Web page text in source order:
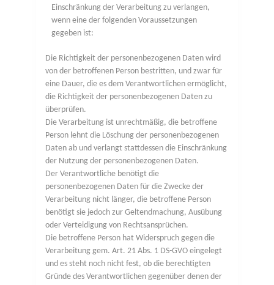
Einschränkung der Verarbeitung zu verlangen,
wenn eine der folgenden Voraussetzungen
gegeben ist:
Die Richtigkeit der personenbezogenen Daten wird
von der betroffenen Person bestritten, und zwar für
eine Dauer, die es dem Verantwortlichen ermöglicht,
die Richtigkeit der personenbezogenen Daten zu
überprüfen.
Die Verarbeitung ist unrechtmäßig, die betroffene
Person lehnt die Löschung der personenbezogenen
Daten ab und verlangt stattdessen die Einschränkung
der Nutzung der personenbezogenen Daten.
Der Verantwortliche benötigt die
personenbezogenen Daten für die Zwecke der
Verarbeitung nicht länger, die betroffene Person
benötigt sie jedoch zur Geltendmachung, Ausübung
oder Verteidigung von Rechtsansprüchen.
Die betroffene Person hat Widerspruch gegen die
Verarbeitung gem. Art. 21 Abs. 1 DS-GVO eingelegt
und es steht noch nicht fest, ob die berechtigten
Gründe des Verantwortlichen gegenüber denen der